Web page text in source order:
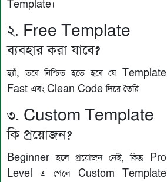
Template।
২. Free Template
ব্যবহার করা যাবে?
হ্যাঁ, তবে নিশ্চিত হতে হবে যে Template
Fast এবং Clean Code দিয়ে তৈরি।
৩. Custom Template
কি প্রয়োজন?
Beginner হলে প্রয়োজন নেই, কিন্তু Pro
Level এ গেলে Custom Template